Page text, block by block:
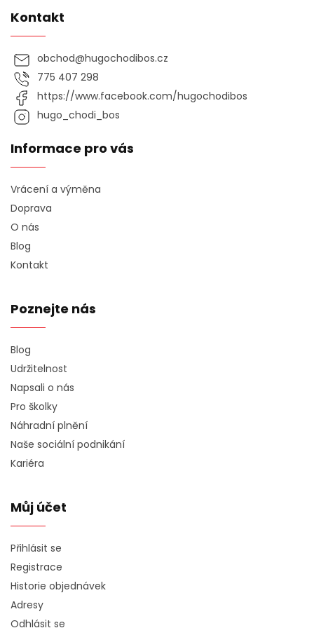
Kontakt
obchod@hugochodibos.cz
775 407 298
https://www.facebook.com/hugochodibos
hugo_chodi_bos
Informace pro vás
Vrácení a výměna
Doprava
O nás
Blog
Kontakt
Poznejte nás
Blog
Udržitelnost
Napsali o nás
Pro školky
Náhradní plnění
Naše sociální podnikání
Kariéra
Můj účet
Přihlásit se
Registrace
Historie objednávek
Adresy
Odhlásit se